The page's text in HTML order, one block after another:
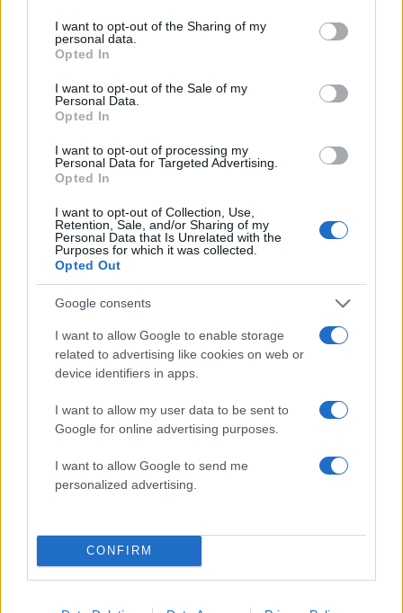
not limited to your visit or usage behaviour. You may click to
grant or deny consent to Google and its third-party tags to
use your data for below specified purposes in below Google
consent section.
I want to opt-out of the Sharing of my
personal data.
Opted In
I want to opt-out of the Sale of my
Personal Data.
Opted In
I want to opt-out of processing my
Personal Data for Targeted Advertising.
Opted In
I want to opt-out of Collection, Use,
Retention, Sale, and/or Sharing of my
Personal Data that Is Unrelated with the
Purposes for which it was collected.
Opted Out
Google consents
I want to allow Google to enable storage
related to advertising like cookies on web or
device identifiers in apps.
I want to allow my user data to be sent to
Google for online advertising purposes.
I want to allow Google to send me
personalized advertising.
CONFIRM
Σχολίασε εδώ
50 /50
Υποβολή σχολίου
Όροι Χρήσης. Το site προστατεύεται από reCAPTCHA, ισχύουν
ΕΘΕΛΟΝΤΗΣ
ΕΜΒΟΛΙΟ ΚΟΡΟΝΟΪΟΣ
Share:
Ακολουθήστε το Νewsit.gr στοGoogle News
τελευταία νέατης ημέρας
Πιο δημοφιλή